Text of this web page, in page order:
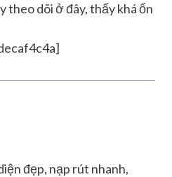
theo dõi ở đây, thấy khá ổn
đẹp, nạp rút nhanh,